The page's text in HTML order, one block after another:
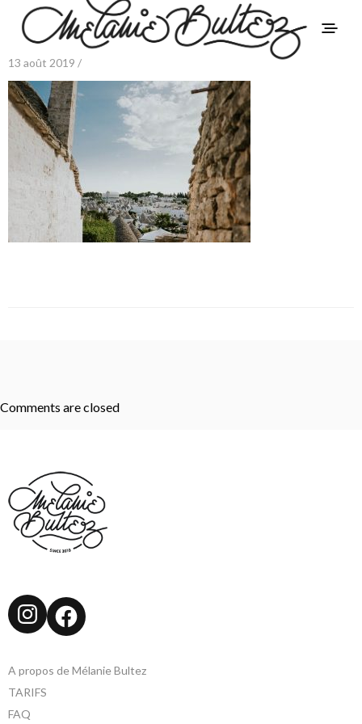
13 août 2019 /
Comments are closed
Instagram
Facebook
A propos de Mélanie Bultez
TARIFS
FAQ